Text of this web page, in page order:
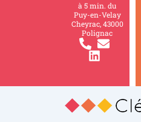
à 5 min. du
Puy-en-Velay
Cheyrac, 43000
Polignac